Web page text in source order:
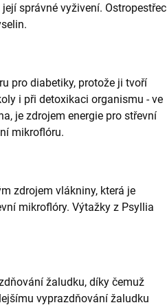
správné vyživení. Ostropestřec
pro diabetiky, protože ji tvoří
i při detoxikaci organismu - ve
je zdrojem energie pro střevní
mikroflóru.
zdrojem vlákniny, která je
mikroflóry. Výtažky z Psyllia
žaludku, díky čemuž
vyprazdňování žaludku